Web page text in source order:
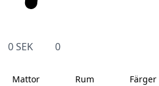
0SEK 0
Mattor Rum Färger